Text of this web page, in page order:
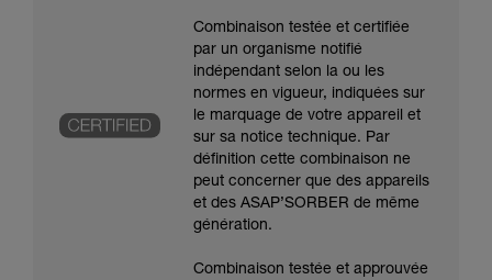
Combinaison testée et certifiée
par un organisme notifié
indépendant selon la ou les
normes en vigueur, indiquées sur
le marquage de votre appareil et
sur sa notice technique. Par
définition cette combinaison ne
peut concerner que des appareils
et des ASAP’SORBER de même
génération.
Combinaison testée et approuvée